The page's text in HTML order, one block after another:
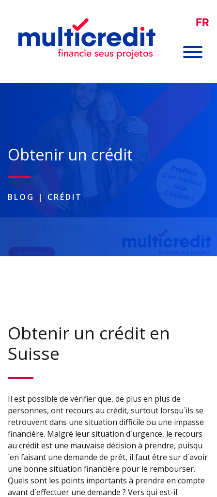
FR
Obtenir un crédit
BLOG | CRÉDIT
Obtenir un crédit en
Suisse
Il est possible de vérifier que, de plus en plus de
personnes, ont recours au crédit, surtout lorsqu´ils se
retrouvent dans une situation difficile ou une impasse
financière. Malgré leur situation d´urgence, le recours
au crédit est une mauvaise décision à prendre, puisqu
´en faisant une demande de prêt, il faut être sur d´avoir
une bonne situation financière pour le rembourser.
Quels sont les points importants à prendre en compte
avant d´effectuer une demande ? Vers qui est-il